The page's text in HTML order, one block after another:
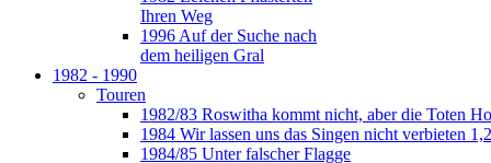
Ihren Weg
1996 Auf der Suche nach
dem heiligen Gral
1982 - 1990
Touren
1982/83 Roswitha kommt nicht, aber die Toten
1984 Wir lassen uns das Singen nicht verbieten
1984/85 Unter falscher Flagge